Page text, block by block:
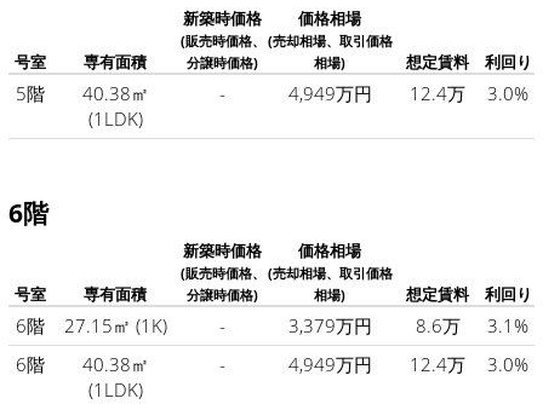
号室 専有面積
新築時価格
(販売時価格、
分譲時価格)
価格相場
(売却相場、取引価格
相場)
想定賃料 利回り
5階
40.38㎡
(1LDK)
- 4,949万円 12.4万 3.0%
6階
号室 専有面積
新築時価格
(販売時価格、
分譲時価格)
価格相場
(売却相場、取引価格
相場)
想定賃料 利回り
6階 27.15㎡ (1K) - 3,379万円 8.6万
3.1%
6階
40.38㎡
(1LDK)
- 4,949万円 12.4万 3.0%